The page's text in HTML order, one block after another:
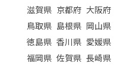
滋賀県 京都府 大阪府
鳥取県 島根県 岡山県
徳島県 香川県 愛媛県
福岡県 佐賀県 長崎県